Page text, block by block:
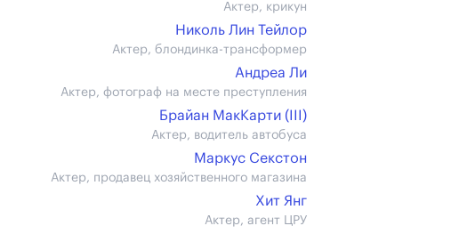
Актер, крикун
Николь Лин Тейлор
Актер, блондинка-трансформер
Андреа Ли
Актер, фотограф на месте преступления
Брайан МакКарти (III)
Актер, водитель автобуса
Маркус Секстон
Актер, продавец хозяйственного магазина
Хит Янг
Актер, агент ЦРУ